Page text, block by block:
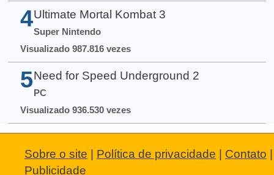
4 Ultimate Mortal Kombat 3
Super Nintendo
Visualizado 987.816 vezes
5 Need for Speed Underground 2
PC
Visualizado 936.530 vezes
Sobre o site Política de privacidade Contato
Publicidade